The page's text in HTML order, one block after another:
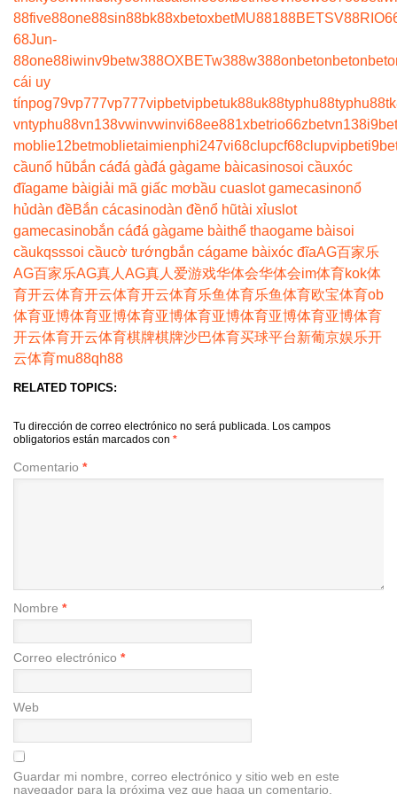
88five88one88sin88bk88xbetoxbetMU88188BETSV88
68Jun-
88one88iwinv9betw388OXBETw388w388onbetonbetonbet
cái uy
tínpog79vp777vp777vipbetvipbetuk88uk88typhu88typhu88
vntyphu88vn138vwinvwinvi68ee881xbetrio66zbetvn138
moblie12betmoblietaimienphi247vi68clupcf68clupvipbet
cầunổ hũbắn cáđá gàđá gàgame bàicasinosoi cầuxóc
đĩagame bàigiải mã giấc mơbầu cuaslot gamecasinonổ
hủdàn đềBắn cácasinodàn đềnổ hũtài xỉuslot
gamecasinobắn cáđá gàgame bàithể thaogame bàisoi
cầukqsssoi cầucờ tướngbắn cágame bàixóc đĩaAG百家乐
AG百家乐AG真人 AG真人 爱游戏华体会华体会im体育kok体
育开云体育开云体育开云体育乐鱼体育乐鱼体育欧宝体育ob
体育亚博体育亚博体育亚博体育亚博体育亚博体育亚博体育
开云体育开云体育棋牌棋牌沙巴体育买球平台新葡京娱乐开
云体育mu88qh88
RELATED TOPICS:
Tu dirección de correo electrónico no será publicada. Los campos
obligatorios están marcados con *
Comentario *
Nombre *
Correo electrónico *
Web
Guardar mi nombre, correo electrónico y sitio web en este
navegador para la próxima vez que haga un comentario.